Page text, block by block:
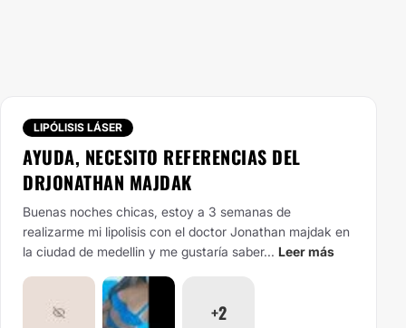
LIPÓLISIS LÁSER
AYUDA, NECESITO REFERENCIAS DEL
DRJONATHAN MAJDAK
Buenas noches chicas, estoy a 3 semanas de
realizarme mi lipolisis con el doctor Jonathan majdak en
la ciudad de medellin y me gustaría saber... Leer más
+2